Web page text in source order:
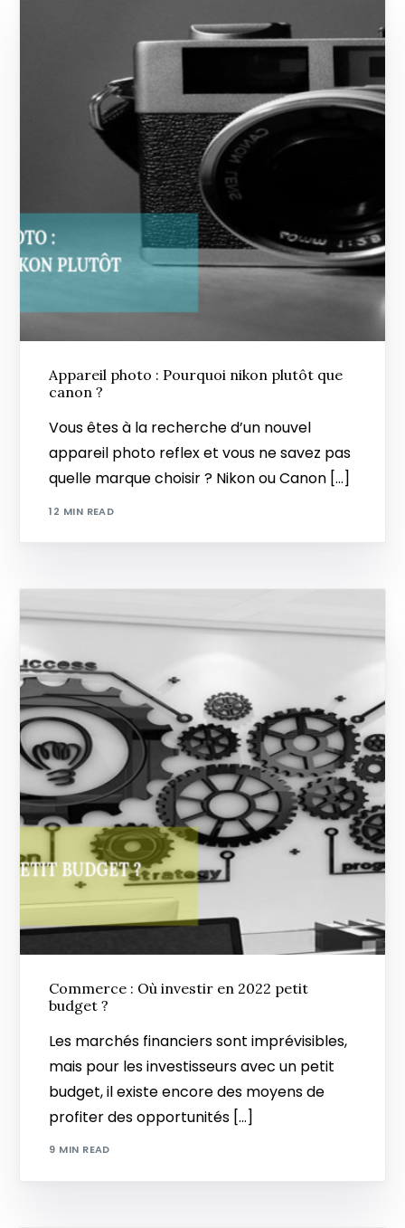
Appareil photo : Pourquoi nikon plutôt que
canon ?
Vous êtes à la recherche d’un nouvel
appareil photo reflex et vous ne savez pas
quelle marque choisir ? Nikon ou Canon […]
12 MIN READ
Commerce : Où investir en 2022 petit
budget ?
Les marchés financiers sont imprévisibles,
mais pour les investisseurs avec un petit
budget, il existe encore des moyens de
profiter des opportunités […]
9 MIN READ